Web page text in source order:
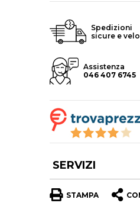
Spedizioni
sicure e
Assistenza
046 407 6745
SERVIZI
STAMPA